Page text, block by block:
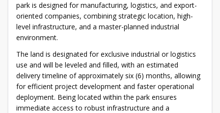
park is designed for manufacturing, logistics, and export-
oriented companies, combining strategic location, high-
level infrastructure, and a master-planned industrial
environment.
The land is designated for exclusive industrial or logistics
use and will be leveled and filled, with an estimated
delivery timeline of approximately six (6) months, allowing
for efficient project development and faster operational
deployment. Being located within the park ensures
immediate access to robust infrastructure and a